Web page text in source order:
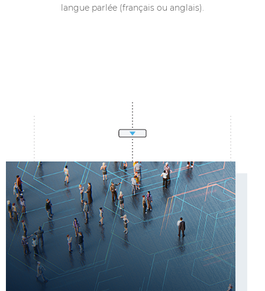
langue parlée (français ou anglais).